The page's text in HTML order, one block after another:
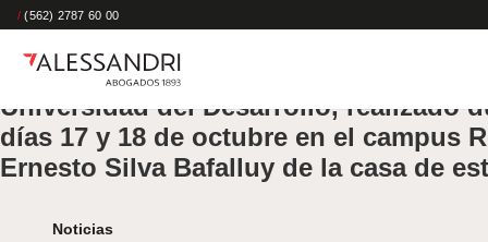
/ (562) 2787 60 00
Director de patentes Jaime Silva asistió a curso
innovación y derecho en UDD
Noticias
“Technological Innovation and
el Observatorio de Bioética y Derecho
Universidad del Desarrollo, realizado
días 17 y 18 de octubre en el campus
Ernesto Silva Bafalluy de la casa de